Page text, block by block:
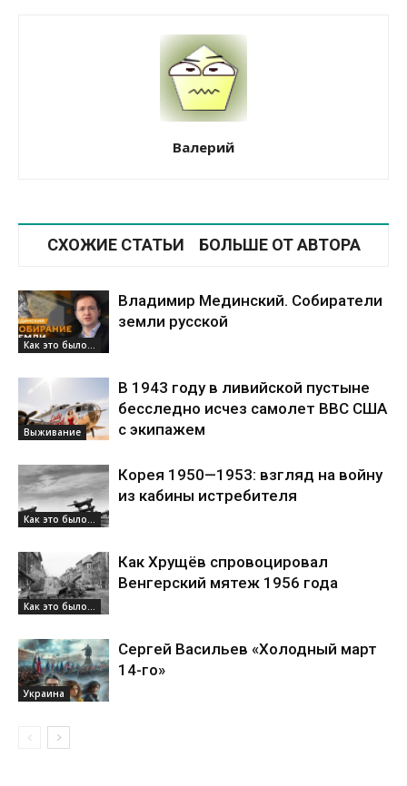
Валерий
СХОЖИЕ СТАТЬИ БОЛЬШЕ ОТ АВТОРА
Как это было...
Владимир Мединский. Собиратели
земли русской
Выживание
В 1943 году в ливийской пустыне
бесследно исчез самолет ВВС США
с экипажем
Как это было...
Корея 1950—1953: взгляд на войну
из кабины истребителя
Как это было...
Как Хрущёв спровоцировал
Венгерский мятеж 1956 года
Украина
Сергей Васильев «Холодный март
14-го»